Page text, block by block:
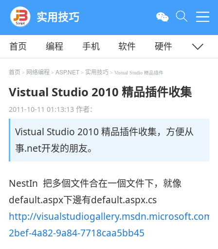
实用技巧
首页 编程 手机 软件
硬件
教程
平面 服务器
首页 > 网络编程 > ASP.NET > 实用技巧 > Vistual Studio 精品插件
Vistual Studio 2010 精品插件收集
2011-10-11 01:13:13作者：
Vistual Studio 2010 精品插件收集，方便从
事.net开发的朋友。
NestIn 把多個文件合在一個文件下，就像
default.aspx下邊有default.aspx.cs
http://visualstudiogallery.msdn.microsoft.com/
2bef-4a82-9a84-7718caa5bb45